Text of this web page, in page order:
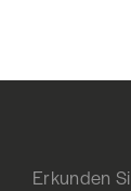
Erkunden